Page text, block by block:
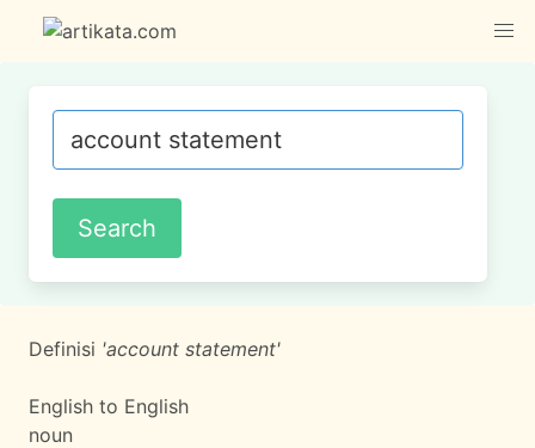
Definisi 'account statement'
English to English
noun